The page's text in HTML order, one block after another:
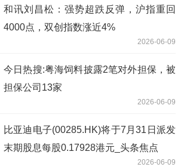
和讯刘昌松：强势超跌反弹，沪指重回
4000点，双创指数涨近4%
2026-06-09
今日热搜:粤海饲料披露2笔对外担保，被
担保公司13家
2026-06-09
比亚迪电子(00285.HK)将于7月31日派发
末期股息每股0.17928港元_头条焦点
2026-06-09